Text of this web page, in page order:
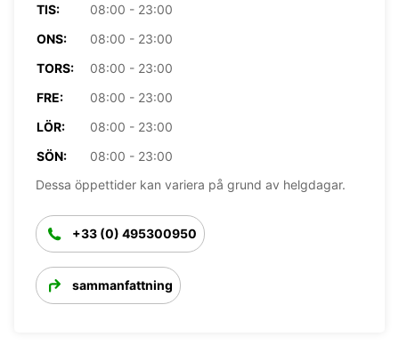
TIS:
08:00 - 23:00
ONS:
08:00 - 23:00
TORS:
08:00 - 23:00
FRE:
08:00 - 23:00
LÖR:
08:00 - 23:00
SÖN:
08:00 - 23:00
Dessa öppettider kan variera på grund av helgdagar.
+33 (0) 495300950
sammanfattning